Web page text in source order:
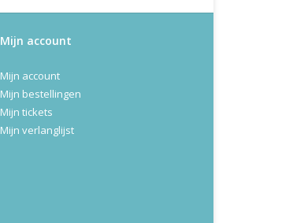
Mijn account
Mijn account
Mijn bestellingen
Mijn tickets
Mijn verlanglijst